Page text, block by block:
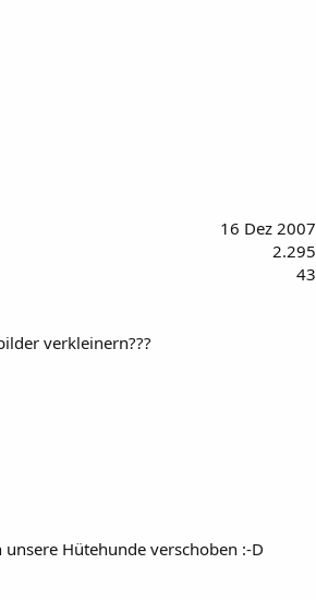
16 Dez 2007
2.295
43
verkleinern???
unsere Hütehunde verschoben :-D